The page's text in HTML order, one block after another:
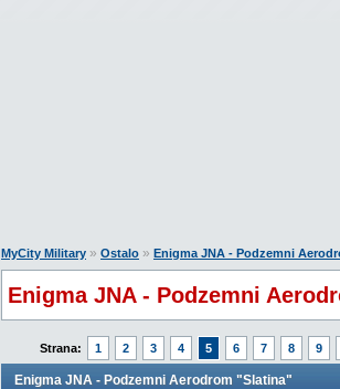
MyCity Military » Ostalo » Enigma JNA - Podzemni
Enigma JNA - Podzemni
Strana: 1 2 3 4 5 6 7 8 9
Enigma JNA - Podzemni Aerodrom "Slatina"